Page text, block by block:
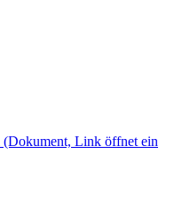
(Dokument, Link öffnet ein